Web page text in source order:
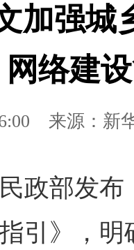
加强城
网络建
来源：新
政部发
引》，